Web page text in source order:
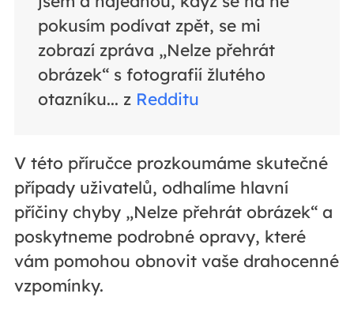
pokusím podívat zpět, se mi
zobrazí zpráva „Nelze přehrát
obrázek“ s fotografií žlutého
otazníku... z Redditu
V této příručce prozkoumáme skutečné
případy uživatelů, odhalíme hlavní
příčiny chyby „Nelze přehrát obrázek“ a
poskytneme podrobné opravy, které
vám pomohou obnovit vaše drahocenné
vzpomínky.